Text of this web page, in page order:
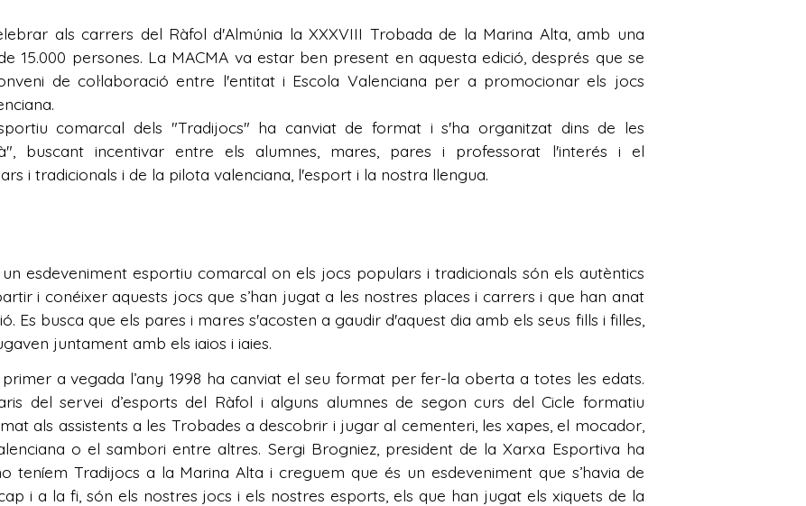
als carrers del Ràfol d'Almúnia la XXXVIII Trobada de la Marina Alta, amb una
15.000 persones. La MACMA va estar ben present en aquesta edició, després que se
de col·laboració entre l'entitat i Escola Valenciana per a promocionar els jocs
comarcal dels "Tradijocs" ha canviat de format i s'ha organitzat dins de les
buscant incentivar entre els alumnes, mares, pares i professorat l'interés i el
i tradicionals i de la pilota valenciana, l'esport i la nostra llengua.
esdeveniment esportiu comarcal on els jocs populars i tradicionals són els autèntics
i conéixer aquests jocs que s’han jugat a les nostres places i carrers i que han anat
Es busca que els pares i mares s'acosten a gaudir d'aquest dia amb els seus fills i filles,
juntament amb els iaios i iaies.
a vegada l’any 1998 ha canviat el seu format per fer-la oberta a totes les edats.
del servei d’esports del Ràfol i alguns alumnes de segon curs del Cicle formatiu
als assistents a les Trobades a descobrir i jugar al cementeri, les xapes, el mocador,
o el sambori entre altres. Sergi Brogniez, president de la Xarxa Esportiva ha
teníem Tradijocs a la Marina Alta i creguem que és un esdeveniment que s’havia de
i a la fi, són els nostres jocs i els nostres esports, els que han jugat els xiquets de la